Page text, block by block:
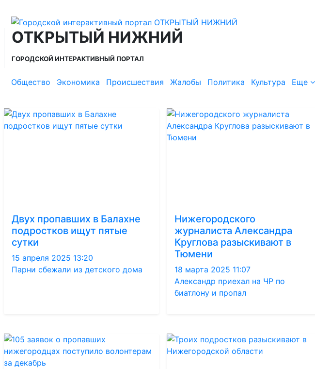
ОТКРЫТЫЙ НИЖНИЙ
ГОРОДСКОЙ ИНТЕРАКТИВНЫЙ ПОРТАЛ
Общество Экономика Происшествия Жалобы Политика Культура Еще
Двух пропавших в Балахне
подростков ищут пятые
сутки
15 апреля 2025 13:20
Парни сбежали из детского дома
Нижегородского
журналиста Александра
Круглова разыскивают в
Тюмени
18 марта 2025 11:07
Александр приехал на ЧР по
биатлону и пропал